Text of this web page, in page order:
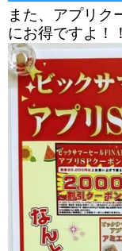
また、アプリク
にお得ですよ！